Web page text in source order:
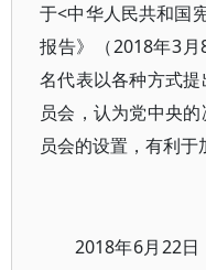
于<中华人民共和国
报告》（2018年3
名代表以各种方式
员会，认为党中央
员会的设置，有利
2018年6月22日